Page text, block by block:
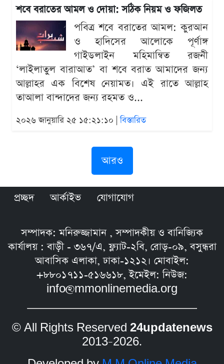
শবে বরাতের আমল ও দোয়া: সঠিক নিয়ম ও ফজিলত
পবিত্র শবে বরাতের আমল: কুরআন
ও হাদিসের আলোকে পূর্ণাঙ্গ
গাইডলাইন মহিমান্বিত রজনী
‘লাইলাতুল বারাআত’ বা শবে বরাত আমাদের জন্য
আল্লাহর এক বিশেষ নেয়ামত। এই রাতে আল্লাহ
তাআলা বান্দাদের জন্য রহমত ও...
২০২৬ জানুয়ারি ২৫ ১৫:২১:১০ |বিস্তারিত
আরও
প্রচ্ছদ আর্কাইভ যোগাযোগ
সম্পাদক: মনিরুজ্জামান , সম্পাদকীয় ও বানিজ্যিক
কার্যালয় : বাড়ী - ৩৬৭/এ, ফ্ল্যাট-২বি, রোড়-০৯, বসুন্ধরা
আবাসিক এলাকা, ঢাকা-১২১২। মোবাইল:
+৮৮০১৭১১-৫১৬৬১৮, ইমেইল: নিউজ:
info@mmonlinemedia.org
© All Rights Reserved 24updatenews
2013–2026.